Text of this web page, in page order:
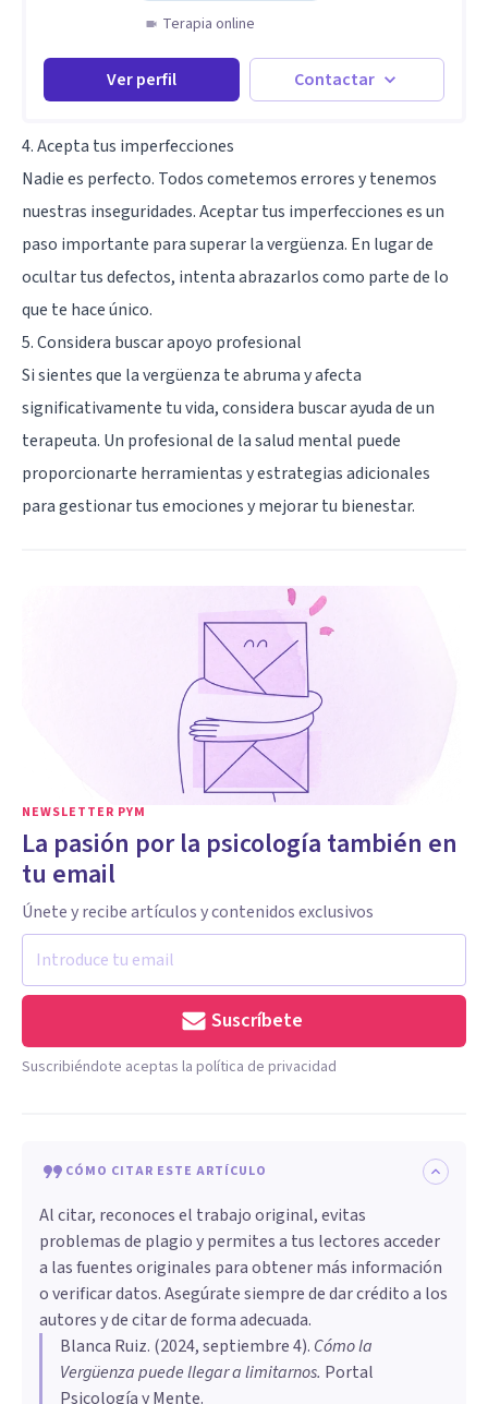
Terapia online
Ver perfil Contactar
4. Acepta tus imperfecciones
Nadie es perfecto. Todos cometemos errores y tenemos
nuestras inseguridades. Aceptar tus imperfecciones es un
paso importante para superar la vergüenza. En lugar de
ocultar tus defectos, intenta abrazarlos como parte de lo
que te hace único.
5. Considera buscar apoyo profesional
Si sientes que la vergüenza te abruma y afecta
significativamente tu vida, considera buscar ayuda de un
terapeuta. Un profesional de la salud mental puede
proporcionarte herramientas y estrategias adicionales
para gestionar tus emociones y mejorar tu bienestar.
NEWSLETTER PYM
La pasión por la psicología también en
tu email
Únete y recibe artículos y contenidos exclusivos
Suscríbete
Suscribiéndote aceptas la política de privacidad
CÓMO CITAR ESTE ARTÍCULO
Al citar, reconoces el trabajo original, evitas
problemas de plagio y permites a tus lectores acceder
a las fuentes originales para obtener más información
o verificar datos. Asegúrate siempre de dar crédito a los
autores y de citar de forma adecuada.
Blanca Ruiz. (2024, septiembre 4). Cómo la
Vergüenza puede llegar a limitarnos. Portal
Psicología y Mente.